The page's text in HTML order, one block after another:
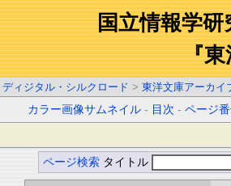
国立情報学
『東
ディジタル・シルクロード > 東洋文庫アーカイ
カラー画像サムネイル - 目次 -ページ
ページ検索 タイトル